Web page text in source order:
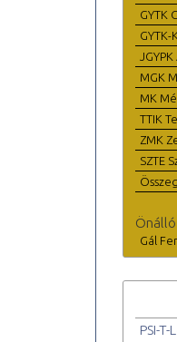
GYTK
MGK
MK
TTIK
ZMK
SZTE
Gál
PSI-